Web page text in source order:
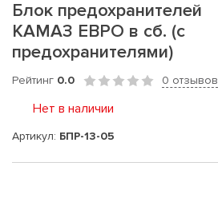
Блок предохранителей
КАМАЗ ЕВРО в сб. (с
предохранителями)
Рейтинг 0.0 0 отзывов
Нет в наличии
Артикул: БПР-13-05